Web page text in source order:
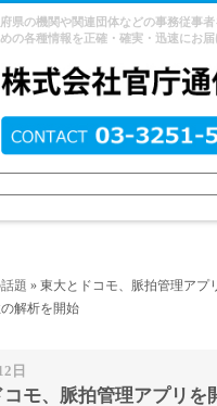
県の機関や関連団体などの事務従事
の各種情報を正確・確実・迅速にお届
題 » 東大とドコモ、脈拍管理ア
解析を開始
日
コモ、脈拍管理アプリ